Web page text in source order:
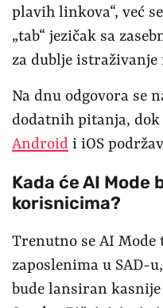
plavih linkova“, već
„tab“ jezičak sa
za dublje
Na dnu odgovora se
dodatnih pitanja, dok
Android i iOS
Kada će AI
korisnicima?
Trenutno se AI Mode
zaposlenima u SAD-
bude lansiran kasnije